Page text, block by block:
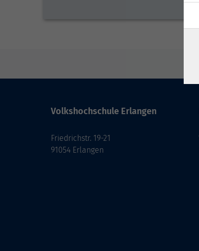
Volkshochschule Erlangen
Friedrichstr. 19-21
91054 Erlangen